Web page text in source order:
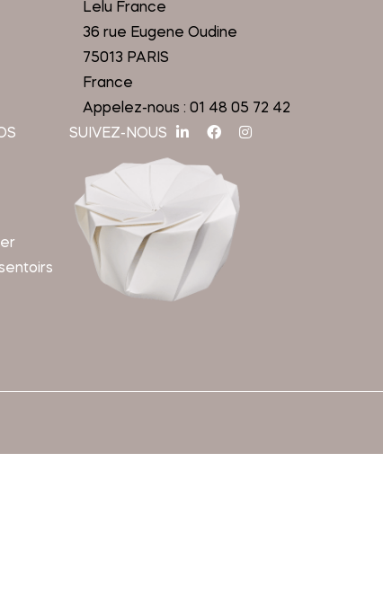
Lelu France
36 rue Eugene Oudine
75013 PARIS
France
Appelez-nous : 01 48 05 72 42
SUIVEZ-NOUS